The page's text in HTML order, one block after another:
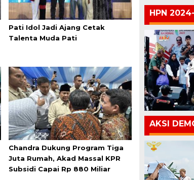
Pati Idol Jadi Ajang Cetak
Talenta Muda Pati
Chandra Dukung Program Tiga
Juta Rumah, Akad Massal KPR
Subsidi Capai Rp 880 Miliar
HPN
AKSI